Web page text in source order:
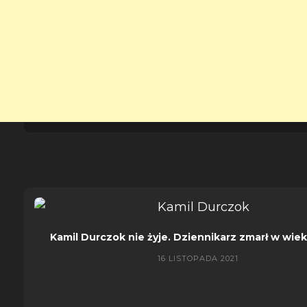
Kamil Durczok nie żyje. Dziennikarz zmarł w
16 LISTOPADA 2021